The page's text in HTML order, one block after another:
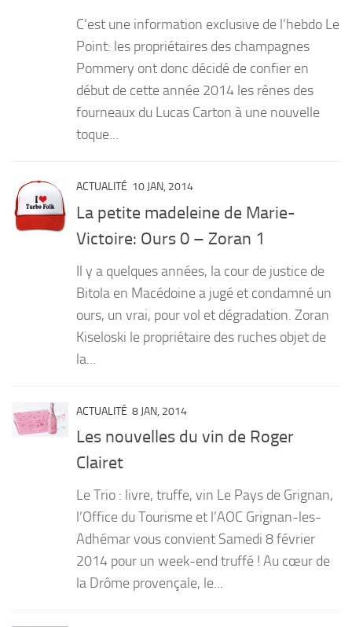
C’est une information exclusive de l’hebdo Le
Point: les propriétaires des champagnes
Pommery ont donc décidé de confier en
début de cette année 2014 les rênes des
fourneaux du Lucas Carton à une nouvelle
toque...
ACTUALITÉ 10 JAN, 2014
La petite madeleine de Marie-
Victoire: Ours 0 – Zoran 1
Il y a quelques années, la cour de justice de
Bitola en Macédoine a jugé et condamné un
ours, un vrai, pour vol et dégradation. Zoran
Kiseloski le propriétaire des ruches objet de
la...
ACTUALITÉ 8 JAN, 2014
Les nouvelles du vin de Roger
Clairet
Le Trio : livre, truffe, vin Le Pays de Grignan,
l’Office du Tourisme et l’AOC Grignan-les-
Adhémar vous convient Samedi 8 février
2014 pour un week-end truffé ! Au cœur de
la Drôme provençale, le...